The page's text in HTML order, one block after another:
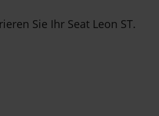
Sie Ihr Seat Leon ST.